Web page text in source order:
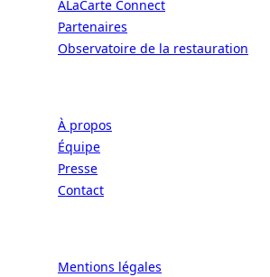
ALaCarte Connect
Partenaires
Observatoire de la restauration
À propos
Équipe
Presse
Contact
Mentions légales